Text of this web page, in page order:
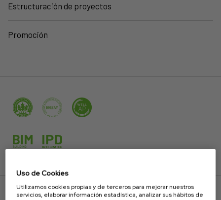
Estructuración de proyectos
Promoción
Uso de Cookies
Utilizamos cookies propias y de terceros para mejorar nuestros
servicios, elaborar información estadística, analizar sus hábitos de